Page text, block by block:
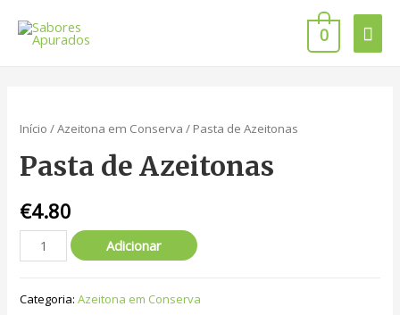
0
Início /Azeitona em Conserva / Pasta de Azeitonas
Pasta de Azeitonas
€4.80
Adicionar
Categoria:Azeitona em Conserva